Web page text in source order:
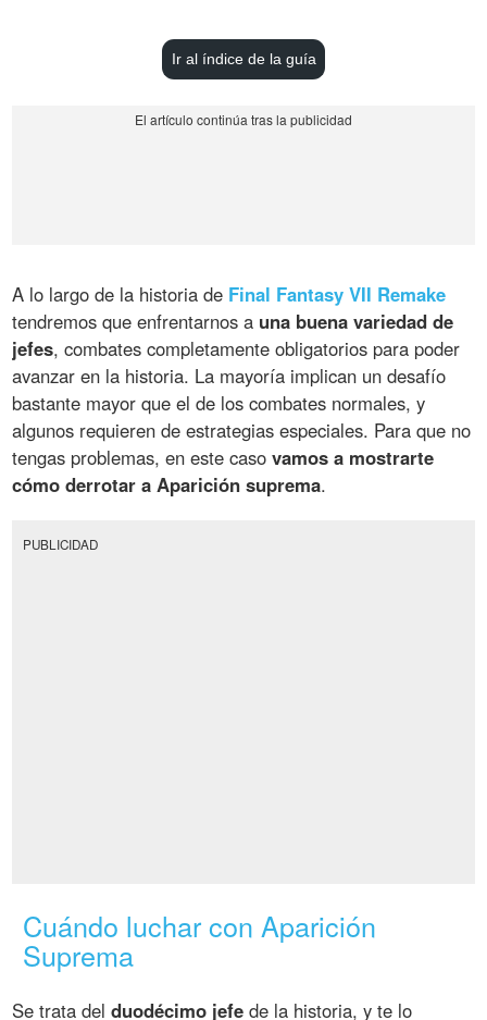
Ir al índice de la guía
A lo largo de la historia de Final Fantasy VII Remake
tendremos que enfrentarnos a una buena variedad de
jefes, combates completamente obligatorios para poder
avanzar en la historia. La mayoría implican un desafío
bastante mayor que el de los combates normales, y
algunos requieren de estrategias especiales. Para que no
tengas problemas, en este casovamos a mostrarte
cómo derrotar a Aparición suprema.
PUBLICIDAD
Cuándo luchar con Aparición
Suprema
Se trata delduodécimo jefe de la historia, y te lo